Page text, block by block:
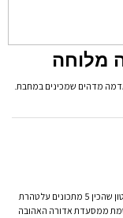
מלוחה
אדמה מדהים שמכינים במחבת.
בשבוע שעבר השתתפנו בסדנה טעימה במיוחד של השף אבי ביטון שהכין 5 מתכונים על טהרת
ממסעדת אדורה האהובה